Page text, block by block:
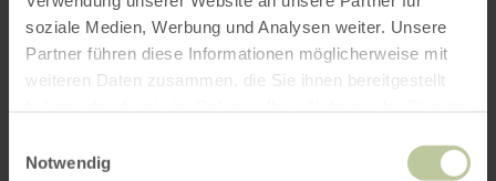
soziale Medien, Werbung und Analysen weiter. Unsere
Partner führen diese Informationen möglicherweise mit
weiteren Daten zusammen, die Sie ihnen bereitgestellt
Notwendig